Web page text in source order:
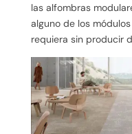
las alfombras
alguno de los
requiera sin producir